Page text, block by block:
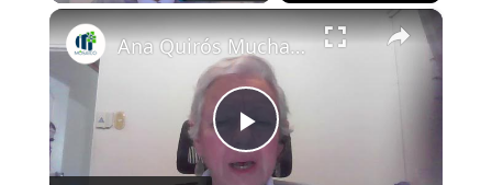
×
Play
Ana Quirós Muchas victimas viven pendientes de una posible liberacion